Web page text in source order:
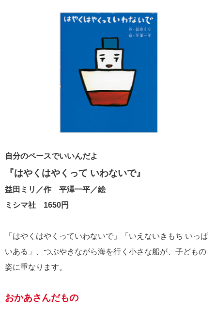
自分のペースでいいんだよ
『はやくはやくって いわないで』
益田ミリ／作 平澤一平／絵
ミシマ社 1650円
「はやくはやくっていわないで」「いえないきもち いっぱ
いある」、つぶやきながら海を行く小さな船が、子どもの
姿に重なります。
おかあさんだもの